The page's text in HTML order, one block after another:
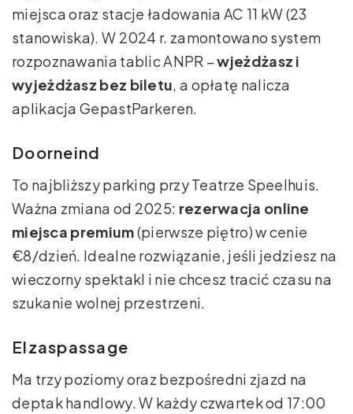
miejsca oraz stacje ładowania AC 11 kW (23
stanowiska). W 2024 r. zamontowano system
rozpoznawania tablic ANPR –wjeżdżasz i
wyjeżdżasz bez biletu, a opłatę nalicza
aplikacja GepastParkeren.
Doorneind
To najbliższy parking przy Teatrze Speelhuis.
Ważna zmiana od 2025: rezerwacja online
miejsca premium(pierwsze piętro) w cenie
€8/dzień. Idealne rozwiązanie, jeśli jedziesz na
wieczorny spektakl i nie chcesz tracić czasu na
szukanie wolnej przestrzeni.
Elzaspassage
Ma trzy poziomy oraz bezpośredni zjazd na
deptak handlowy. W każdy czwartek od 17:00